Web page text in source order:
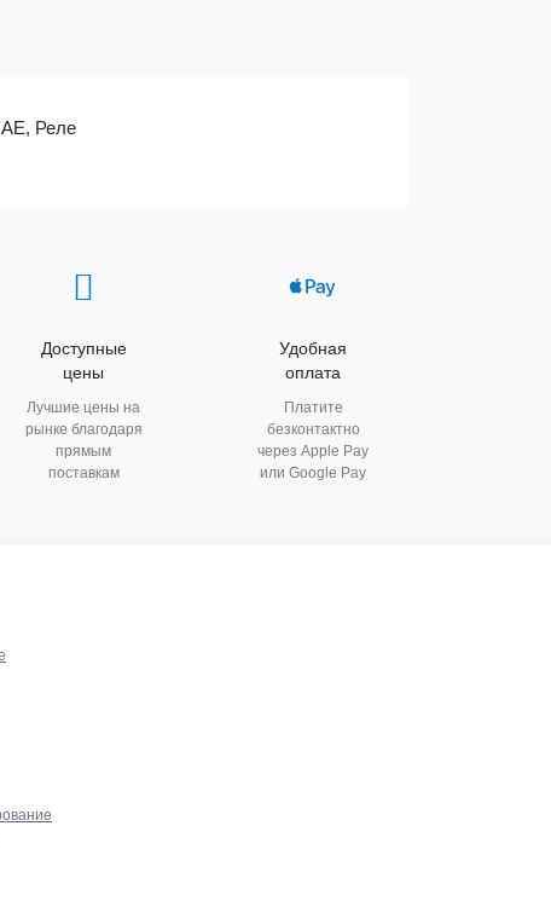
Реле
Доступные
цены
Лучшие цены на
рынке благодаря
прямым
поставкам
Удобная
оплата
Платите
безконтактно
через Apple Pay
или Google Pay